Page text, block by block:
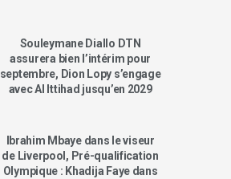
Souleymane Diallo DTN
assurera bien l’intérim pour
septembre, Dion Lopy s’engage
avec Al Ittihad jusqu’en 2029
Ibrahim Mbaye dans le viseur
de Liverpool, Pré-qualification
Olympique : Khadija Faye dans